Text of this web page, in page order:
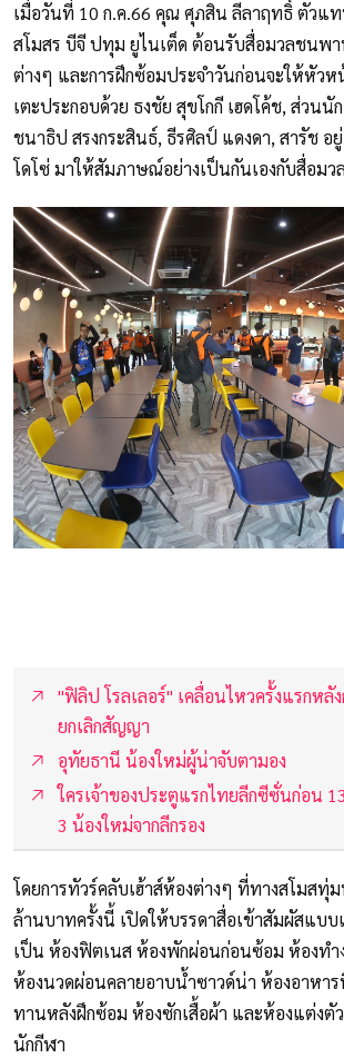
เมื่อวันที่ 10 ก.ค.66 คุณ ศุภสิน ลีลาฤทธิ์ ตัวแ
สโมสร บีจี ปทุม ยูไนเต็ด ต้อนรับสื่อมวลชนพ
ต่างๆ และการฝึกซ้อมประจำวันก่อนจะให้หัว
เตะประกอบด้วย ธงชัย สุขโกกี เฮดโค้ช, ส่วนนั
ชนาธิป สรงกระสินธ์, ธีรศิลป์ แดงดา, สารัช อยู่
โดโซ่ มาให้สัมภาษณ์อย่างเป็นกันเองกับสื่อมว
"ฟิลิป โรลเลอร์" เคลื่อนไหวครั้งแรกหลั
ยกเลิกสัญญา
อุทัยธานี น้องใหม่ผู้น่าจับตามอง
ใครเจ้าของประตูแรกไทยลีกซีซั่นก่อน
3 น้องใหม่จากลีกรอง
โดยการทัวร์คลับเฮ้าส์ห้องต่างๆ ที่ทางสโมสทุ่
ล้านบาทครั้งนี้ เปิดให้บรรดาสื่อเข้าสัมผัสแบบ
เป็น ห้องฟิตเนส ห้องพักผ่อนก่อนซ้อม ห้องท
ห้องนวดผ่อนคลายอาบน้ำซาวด์น่า ห้องอาหา
ทานหลังฝึกซ้อม ห้องซักเสื้อผ้า และห้องแต่งตั
นักกีฬา